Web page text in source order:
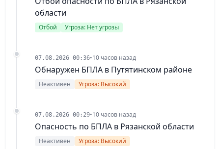
области
Отбой Угроза: Нет угрозы
07.08.2026 00:36•10 часов назад
Обнаружен БПЛА в Путятинском районе
Неактивен Угроза: Высокий
07.08.2026 00:29•10 часов назад
Опасность по БПЛА в Рязанской области
Неактивен Угроза: Высокий